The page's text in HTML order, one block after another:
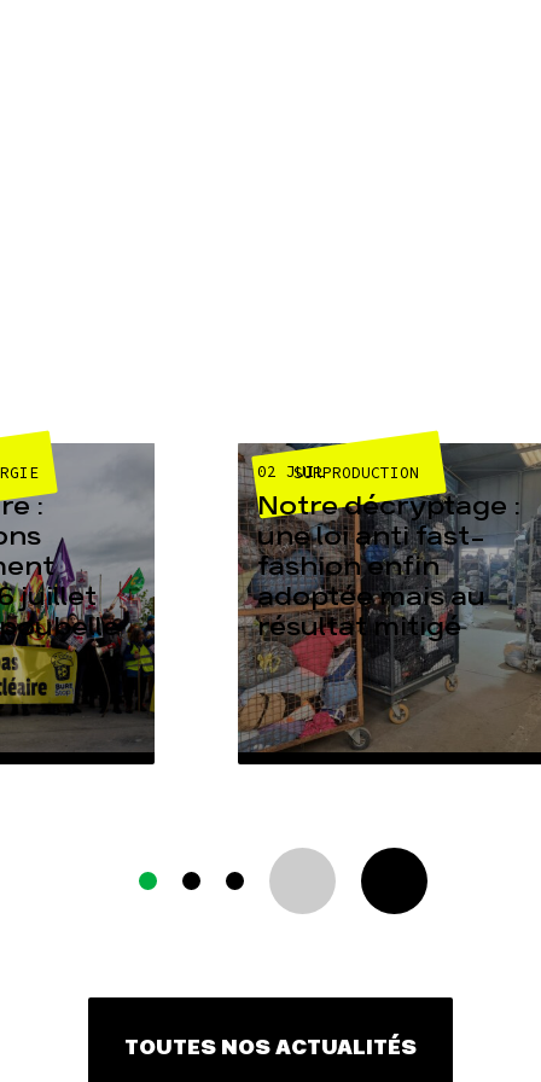
:
juillet
SURPRODUCTION
02 JUIL
Notre décryptage :
une loi anti fast-
fashion enfin
adoptée mais au
résultat mitigé
TOUTES NOS ACTUALITÉS